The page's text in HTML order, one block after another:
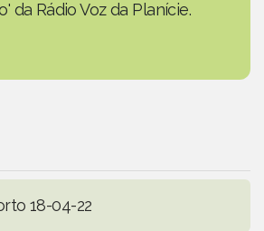
da Rádio Voz da Planície.
18-04-22